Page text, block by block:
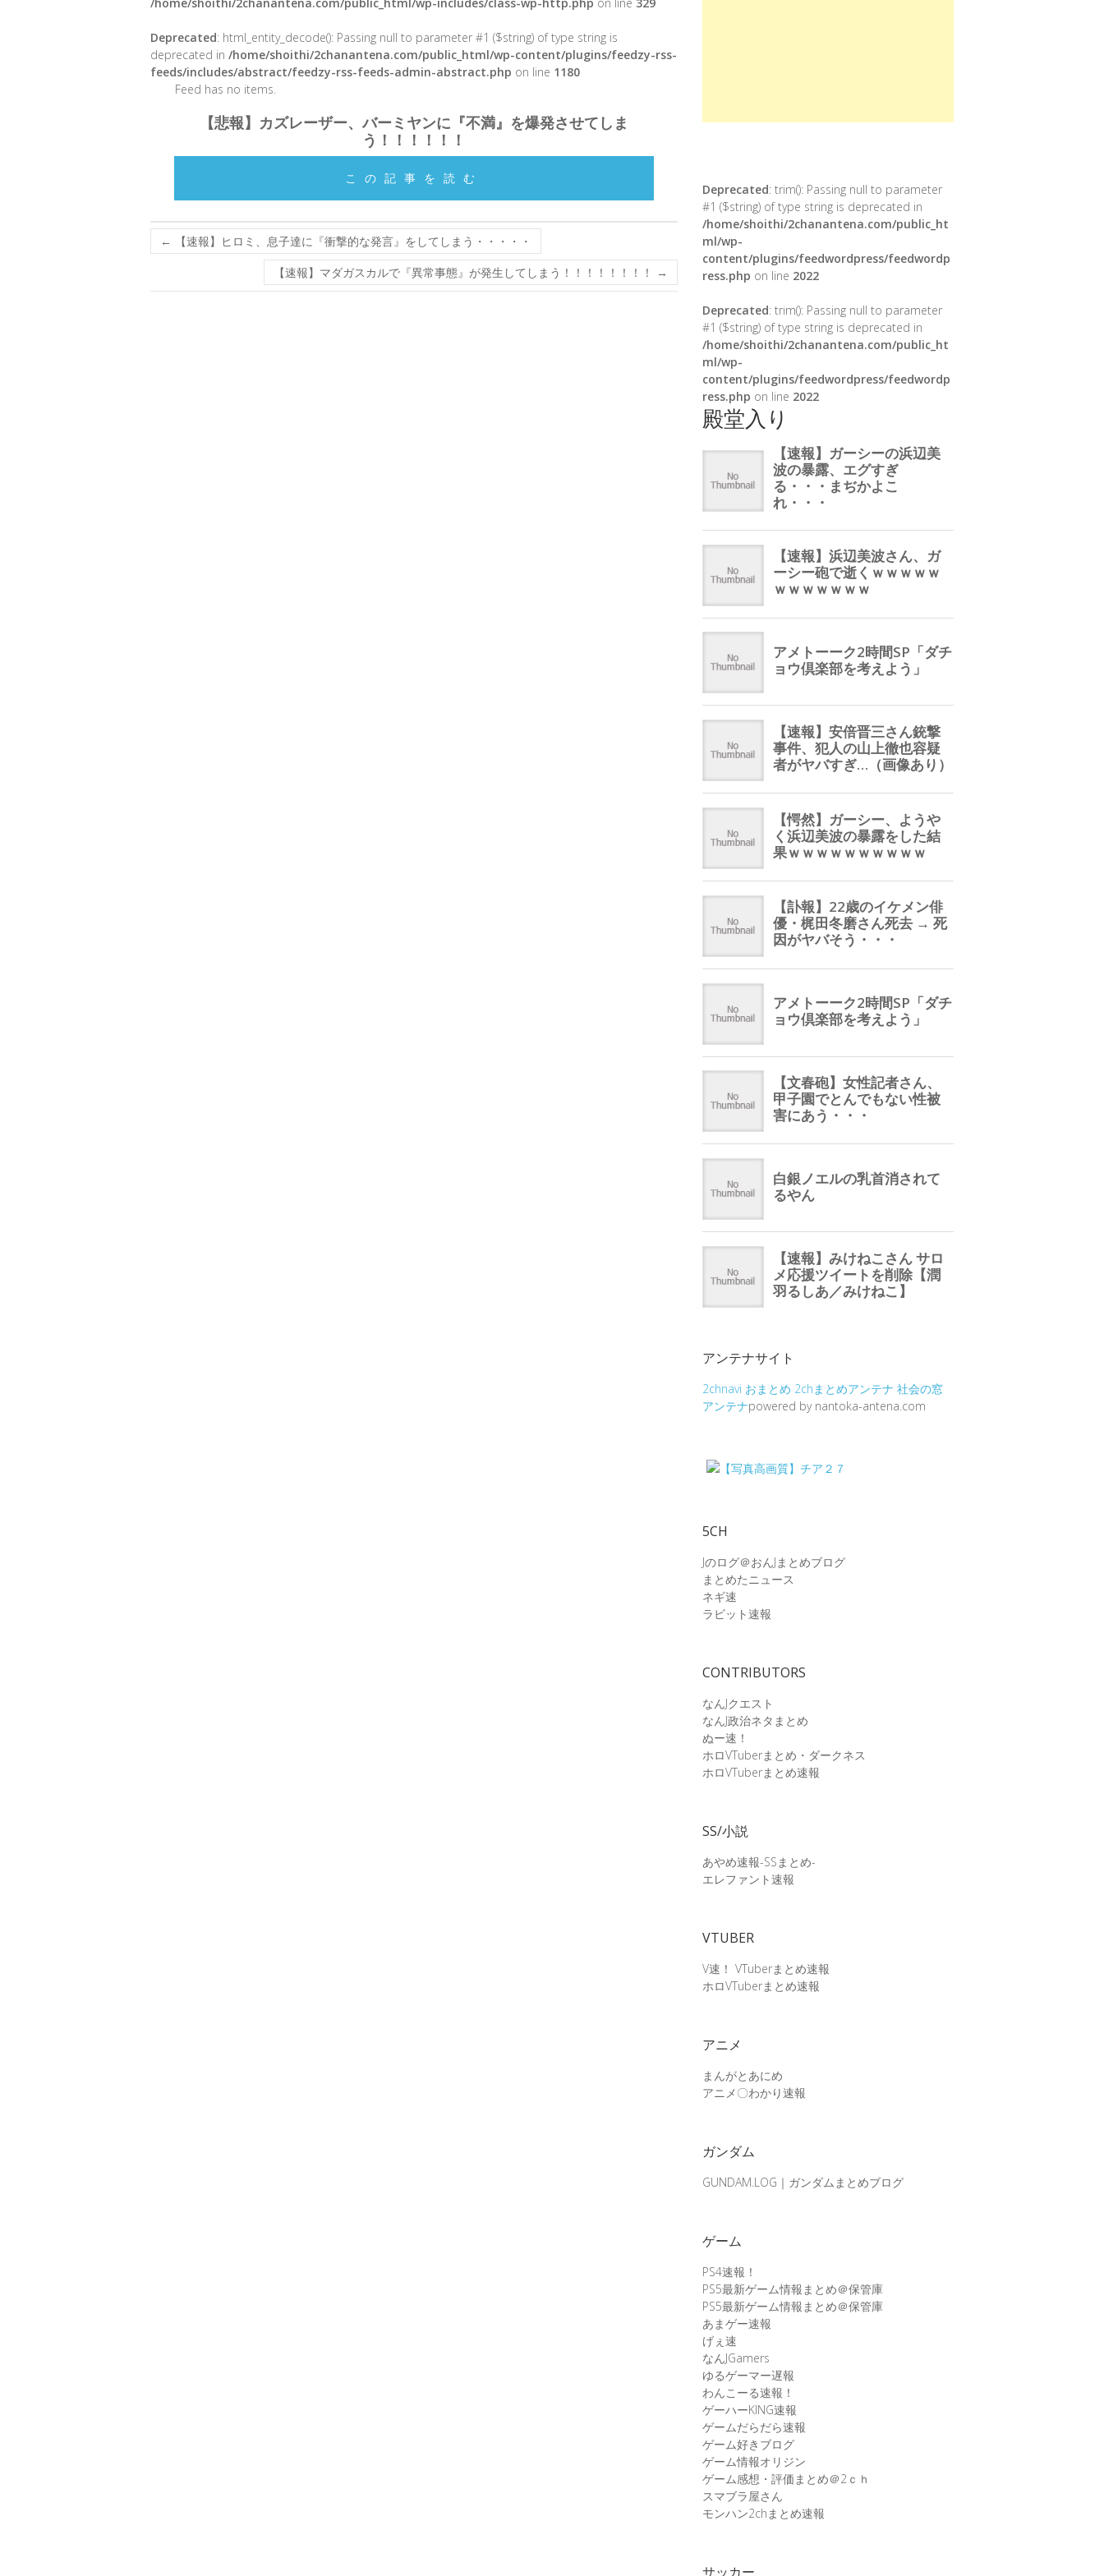
Deprecated: html_entity_decode(): Passing null to parameter #1 ($string) of type string is
deprecated in /home/shoithi/2chanantena.com/public_html/wp-content/plugins/feedzy-rss-
feeds/includes/abstract/feedzy-rss-feeds-admin-abstract.php on line 1180
Feed has no items.
【悲報】カズレーザー、バーミヤンに『不満』を爆発させてしま
う！！！！！！
この記事を読む
←
【速報】ヒロミ、息子達に『衝撃的な発言』をしてしまう・・・・・
【速報】マダガスカルで『異常事態』が発生してしまう！！！！！！！！
→
Deprecated: trim(): Passing null to parameter
#1 ($string) of type string is deprecated in
/home/shoithi/2chanantena.com/public_ht
ml/wp-
content/plugins/feedwordpress/feedwordp
ress.php on line 2022
Deprecated: trim(): Passing null to parameter
#1 ($string) of type string is deprecated in
/home/shoithi/2chanantena.com/public_ht
ml/wp-
content/plugins/feedwordpress/feedwordp
ress.php on line 2022
殿堂入り
アンテナサイト
2chnavi おまとめ 2chまとめアンテナ 社会の窓
アンテナpowered by nantoka-antena.com
5CH
Jのログ＠おんJまとめブログ
まとめたニュース
ネギ速
ラビット速報
CONTRIBUTORS
なんJクエスト
なんJ政治ネタまとめ
ぬー速！
ホロVTuberまとめ・ダークネス
ホロVTuberまとめ速報
SS/小説
あやめ速報-SSまとめ-
エレファント速報
VTUBER
V速！ VTuberまとめ速報
ホロVTuberまとめ速報
アニメ
まんがとあにめ
アニメ〇わかり速報
ガンダム
GUNDAM.LOG｜ガンダムまとめブログ
ゲーム
PS4速報！
PS5最新ゲーム情報まとめ＠保管庫
PS5最新ゲーム情報まとめ＠保管庫
あまゲー速報
げぇ速
なんJGamers
ゆるゲーマー遅報
わんこーる速報！
ゲーハーKING速報
ゲームだらだら速報
ゲーム好きブログ
ゲーム情報オリジン
ゲーム感想・評価まとめ＠2ｃｈ
スマブラ屋さん
モンハン2chまとめ速報
サッカー